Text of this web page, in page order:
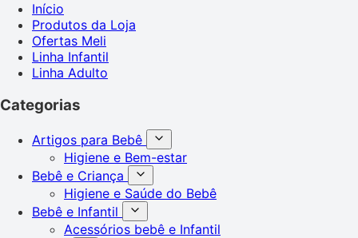
Início
Produtos da Loja
Ofertas Meli
Linha Infantil
Linha Adulto
Categorias
Artigos para Bebê
Higiene e Bem-estar
Bebê e Criança
Higiene e Saúde do Bebê
Bebê e Infantil
Acessórios bebê e Infantil